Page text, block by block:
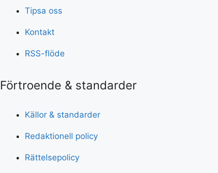
Tipsa oss
Kontakt
RSS-flöde
Förtroende & standarder
Källor & standarder
Redaktionell policy
Rättelsepolicy